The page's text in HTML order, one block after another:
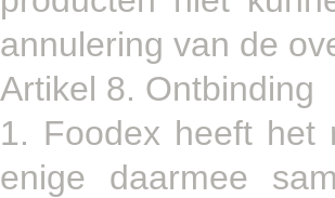
annulering van de
Artikel 8. Ontbinding
1. Foodex heeft het
enige daarmee